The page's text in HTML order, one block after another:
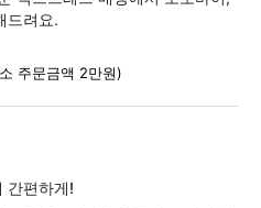
드려요.
주문금액 2만원)
간편하게!